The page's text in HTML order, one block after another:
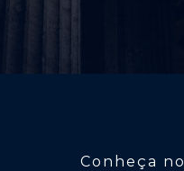
Conheça